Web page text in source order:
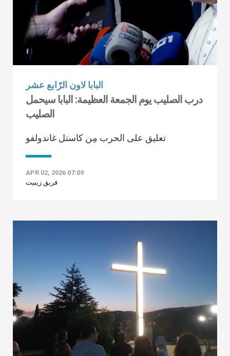
البابا لاون الرّابع عشر
درب الصليب يوم الجمعة العظيمة: البابا سيحمل
الصليب
تعليق على الحرب مِن كاستل غاندولفو
APR 02, 2026 07:09
فريق زينيت